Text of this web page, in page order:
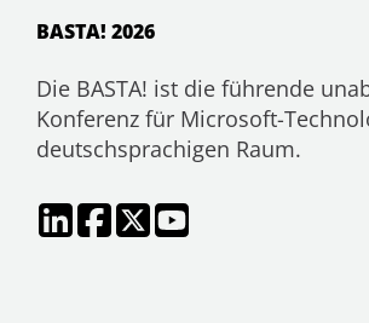
BASTA! 2026
Die BASTA! ist die führende
Konferenz für Microsoft-
deutschsprachigen Raum.